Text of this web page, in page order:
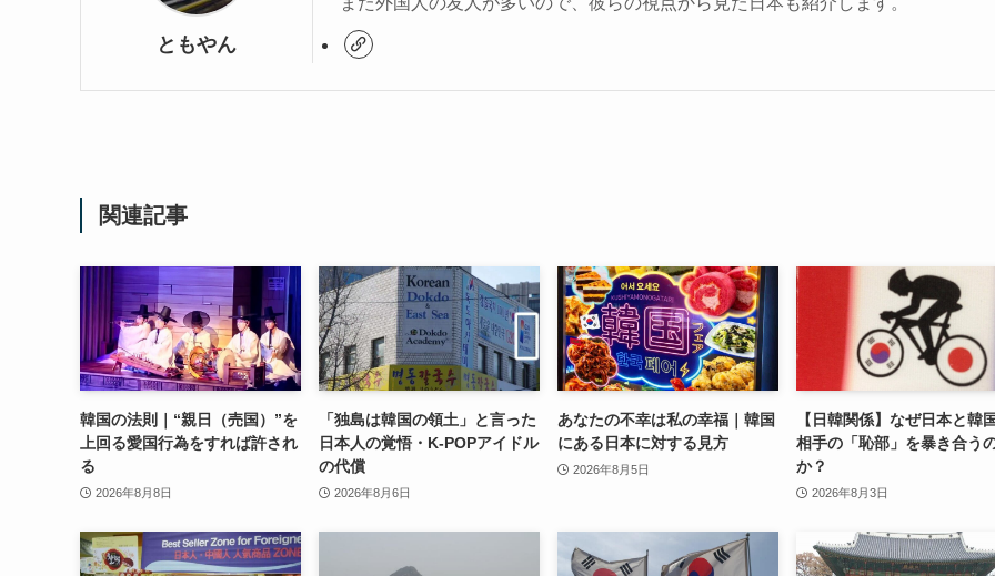
ともやん
関連記事
韓国の法則｜“親日（売国）”を
上回る愛国行為をすれば許され
る
2026年8月8日
「独島は韓国の領土」と言った
日本人の覚悟・K-POPアイドル
の代償
2026年8月6日
あなたの不幸は私の幸福｜韓国
にある日本に対する見方
2026年8月5日
【日韓関係】なぜ日本と韓
相手の「恥部」を暴き合う
か？
2026年8月3日